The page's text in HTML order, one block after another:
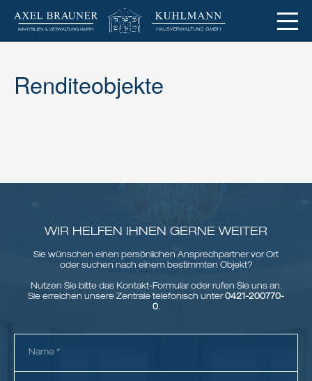
Renditeobjekte
WIR HELFEN IHNEN GERNE WEITER
Sie wünschen einen persönlichen Ansprechpartner vor Ort
oder suchen nach einem bestimmten Objekt?
Nutzen Sie bitte das Kontakt-Formular oder rufen Sie uns an.
Sie erreichen unsere Zentrale telefonisch unter0421-200770-
0.